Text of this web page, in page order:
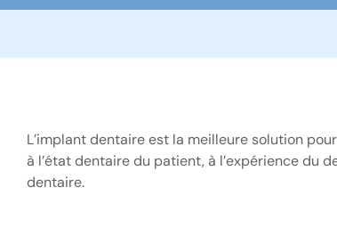
L’implant dentaire est la meilleure solution
à l’état dentaire du patient, à l’expérience du
dentaire.